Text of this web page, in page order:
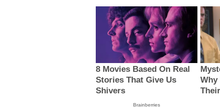
8 Movies Based On Real
Stories That Give Us
Shivers
Brainberries
Why